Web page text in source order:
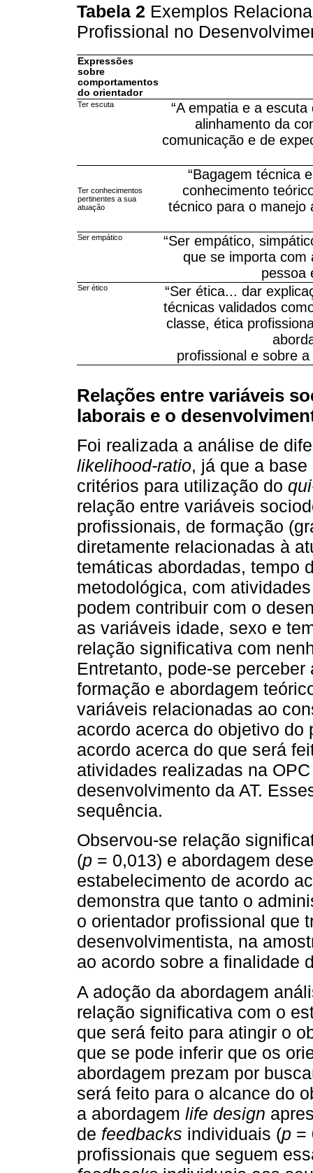
Tabela 2 Exemplos
Profissional no
Expressões
sobre
comportamentos
do orientador
Ter escuta
“A empatia e a
alinhamento da
comunicação e de
Ter conhecimentos
pertinentes a sua
atuação
“Bagagem técnica
conhecimento
técnico para o manejo
Ser empático
“Ser empático,
que se importa com
pessoa
Ser ético
“Ser ética... dar
técnicas validados
classe, ética
profissional e sobre
Relações entre variáveis
laborais e o
Foi realizada a análise de
likelihood-ratio, já que a
critérios para utilização do
relação entre variáveis
profissionais, de formação
diretamente relacionadas à
temáticas abordadas, tempo
metodológica, com
podem contribuir com o
as variáveis idade, sexo e
relação significativa com
Entretanto, pode-se
formação e abordagem
variáveis relacionadas ao
acordo acerca do objetivo
acordo acerca do que será
atividades realizadas na
desenvolvimento da AT.
sequência.
Observou-se relação
(p = 0,013) e abordagem
estabelecimento de acordo
demonstra que tanto o
o orientador profissional que
desenvolvimentista, na
ao acordo sobre a finalidade
A adoção da abordagem
relação significativa com o
que será feito para atingir o
que se pode inferir que os
abordagem prezam por
será feito para o alcance do
a abordagem life design
de feedbacks individuais (p =
profissionais que seguem